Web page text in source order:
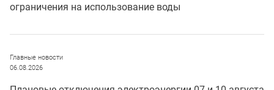
ограничения на использование воды
Главные новости
06.08.2026